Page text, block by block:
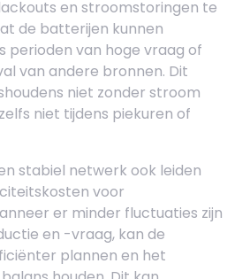
en stroomstoringen te
de batterijen kunnen
perioden van hoge vraag of
van andere bronnen. Dit
niet zonder stroom
niet tijdens piekuren of
stabiel netwerk ook leiden
voor
er minder fluctuaties zijn
en -vraag, kan de
plannen en het